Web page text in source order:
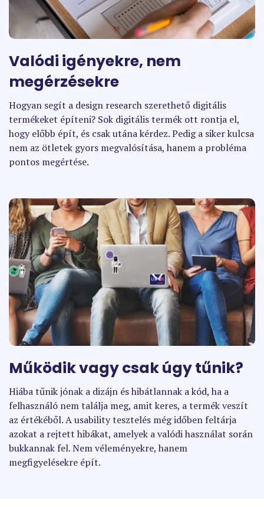
Valódi igényekre, nem
megérzésekre
Hogyan segít a design research szerethető digitális
termékeket építeni? Sok digitális termék ott rontja el,
hogy előbb épít, és csak utána kérdez. Pedig a siker kulcsa
nem az ötletek gyors megvalósítása, hanem a probléma
pontos megértése.
Működik vagy csak úgy tűnik?
Hiába tűnik jónak a dizájn és hibátlannak a kód, ha a
felhasználó nem találja meg, amit keres, a termék veszít
az értékéből. A usability tesztelés még időben feltárja
azokat a rejtett hibákat, amelyek a valódi használat során
bukkannak fel. Nem véleményekre, hanem
megfigyelésekre épít.